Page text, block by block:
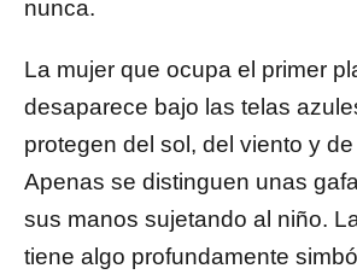
nunca.
La mujer que ocupa el primer
desaparece bajo las telas
protegen del sol, del viento y
Apenas se distinguen unas
sus manos sujetando al niño.
tiene algo profundamente